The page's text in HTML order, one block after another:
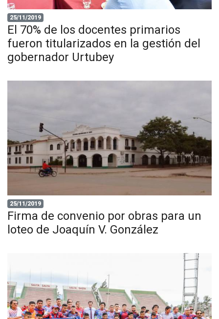
25/11/2019
El 70% de los docentes primarios
fueron titularizados en la gestión del
gobernador Urtubey
25/11/2019
Firma de convenio por obras para un
loteo de Joaquín V. González